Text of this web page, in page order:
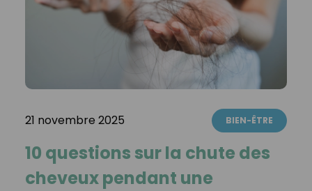
21 novembre 2025 BIEN-ÊTRE
10 questions sur la chute des
cheveux pendant une